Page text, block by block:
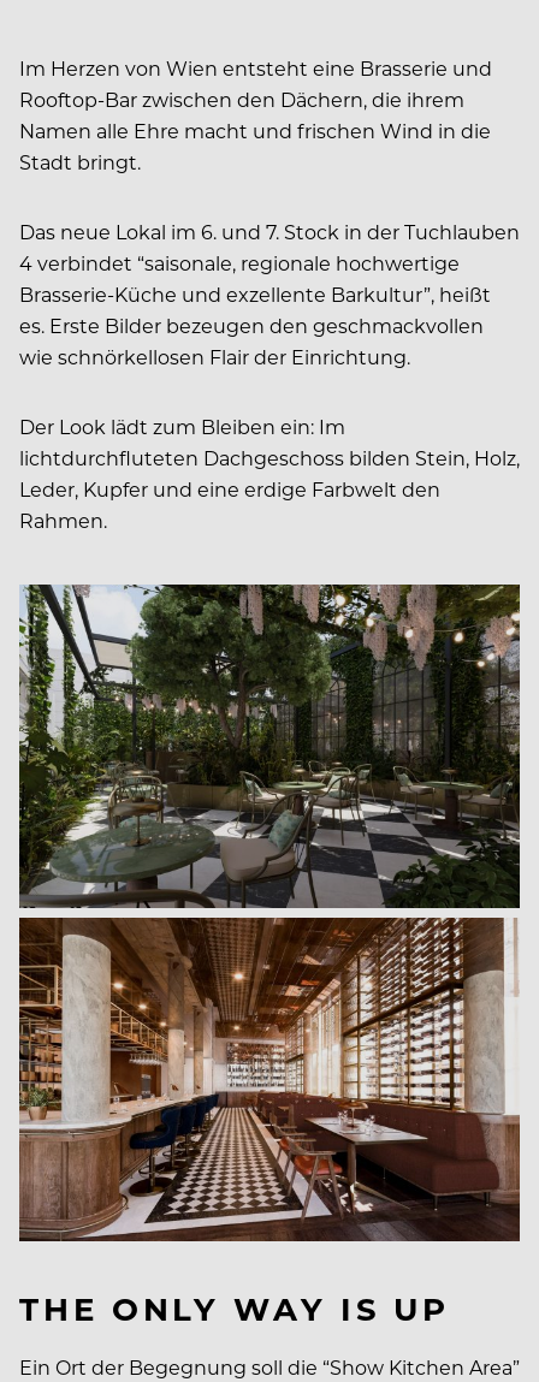
Im Herzen von Wien entsteht eine Brasserie und
Rooftop-Bar zwischen den Dächern, die ihrem
Namen alle Ehre macht und frischen Wind in die
Stadt bringt.
Das neue Lokal im 6. und 7. Stock in der Tuchlauben
4 verbindet “saisonale, regionale hochwertige
Brasserie-Küche und exzellente Barkultur”, heißt
es. Erste Bilder bezeugen den geschmackvollen
wie schnörkellosen Flair der Einrichtung.
Der Look lädt zum Bleiben ein: Im
lichtdurchfluteten Dachgeschoss bilden Stein, Holz,
Leder, Kupfer und eine erdige Farbwelt den
Rahmen.
THE ONLY WAY IS UP
Ein Ort der Begegnung soll die “Show Kitchen Area”